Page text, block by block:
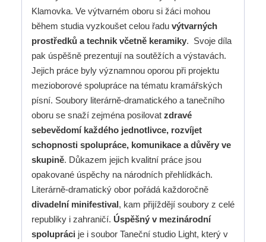
Klamovka. Ve výtvarném oboru si žáci mohou
během studia vyzkoušet celou řadu výtvarných
prostředků a technik včetně keramiky. Svoje díla
pak úspěšně prezentují na soutěžích a výstavách.
Jejich práce byly významnou oporou při projektu
mezioborové spolupráce na tématu kramářských
písní. Soubory literárně-dramatického a tanečního
oboru se snaží zejména posilovat zdravé
sebevědomí každého jednotlivce, rozvíjet
schopnosti spolupráce, komunikace a důvěry ve
skupině. Důkazem jejich kvalitní práce jsou
opakované úspěchy na národních přehlídkách.
Literárně-dramatický obor pořádá každoročně
divadelní minifestival , kam přijíždějí soubory z celé
republiky i zahraničí. Úspěšný v mezinárodní
spolupráci je i soubor Taneční studio Light, který v